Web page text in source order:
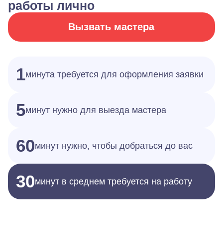
работы лично
Вызвать мастера
1минута требуется для оформления заявки
5минут нужно для выезда мастера
60минут нужно, чтобы добраться до вас
30минут в среднем требуется на работу